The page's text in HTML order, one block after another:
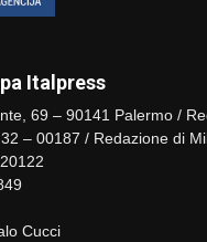
Italpress
69 – 90141 Palermo /
– 00187 / Redazione di
Cucci